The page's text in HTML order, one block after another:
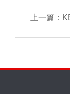
上一篇：